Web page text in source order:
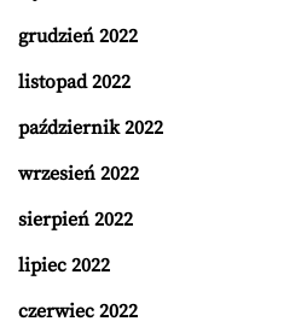
grudzień 2022
listopad 2022
październik 2022
wrzesień 2022
sierpień 2022
lipiec 2022
czerwiec 2022